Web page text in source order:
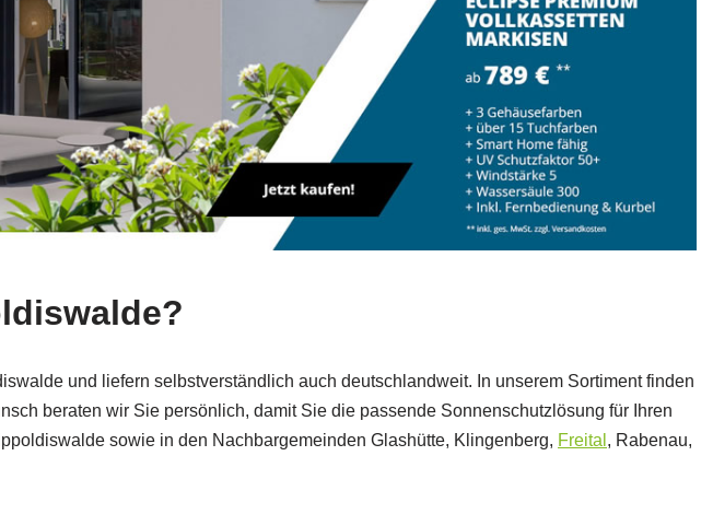
und liefern selbstverständlich auch deutschlandweit. In unserem Sortiment finden
beraten wir Sie persönlich, damit Sie die passende Sonnenschutzlösung für Ihren
sowie in den Nachbargemeinden Glashütte, Klingenberg, Freital , Rabenau,